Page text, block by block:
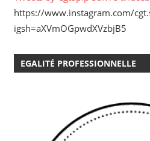
https://www.instagram.com/
igsh=aXVmOGpwdXVzbjB5
EGALITÉ PROFESSIONNELLE